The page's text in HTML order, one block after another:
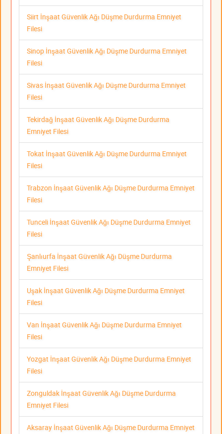
Siirt İnşaat Güvenlik Ağı Düşme Durdurma Emniyet
Filesi
Sinop İnşaat Güvenlik Ağı Düşme Durdurma Emniyet
Filesi
Sivas İnşaat Güvenlik Ağı Düşme Durdurma Emniyet
Filesi
Tekirdağ İnşaat Güvenlik Ağı Düşme Durdurma
Emniyet Filesi
Tokat İnşaat Güvenlik Ağı Düşme Durdurma Emniyet
Filesi
Trabzon İnşaat Güvenlik Ağı Düşme Durdurma Emniyet
Filesi
Tunceli İnşaat Güvenlik Ağı Düşme Durdurma Emniyet
Filesi
Şanlıurfa İnşaat Güvenlik Ağı Düşme Durdurma
Emniyet Filesi
Uşak İnşaat Güvenlik Ağı Düşme Durdurma Emniyet
Filesi
Van İnşaat Güvenlik Ağı Düşme Durdurma Emniyet
Filesi
Yozgat İnşaat Güvenlik Ağı Düşme Durdurma Emniyet
Filesi
Zonguldak İnşaat Güvenlik Ağı Düşme Durdurma
Emniyet Filesi
Aksaray İnşaat Güvenlik Ağı Düşme Durdurma Emniyet